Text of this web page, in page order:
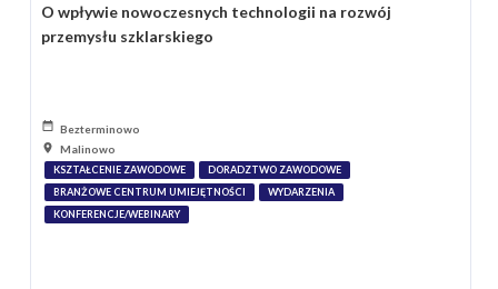
O wpływie nowoczesnych technologii na rozwój
przemysłu szklarskiego
Bezterminowo
Malinowo
KSZTAŁCENIE ZAWODOWE
DORADZTWO ZAWODOWE
BRANŻOWE CENTRUM UMIEJĘTNOŚCI
WYDARZENIA
KONFERENCJE/WEBINARY